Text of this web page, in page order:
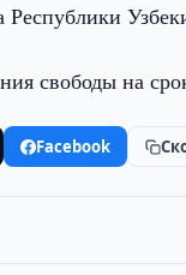
Республики
свободы на
Facebook